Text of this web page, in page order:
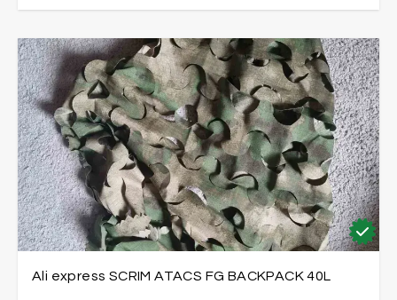
Ali express SCRIM ATACS FG BACKPACK 40L